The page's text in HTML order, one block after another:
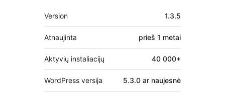
Metainformacija
Version 1.3.5
Atnaujinta prieš 1 metai
Aktyvių instaliacijų 40 000+
WordPress versija 5.3.0 ar naujesnė